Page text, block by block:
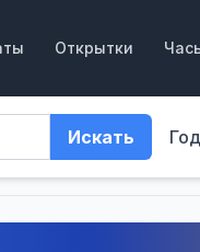
Открытки
Искать